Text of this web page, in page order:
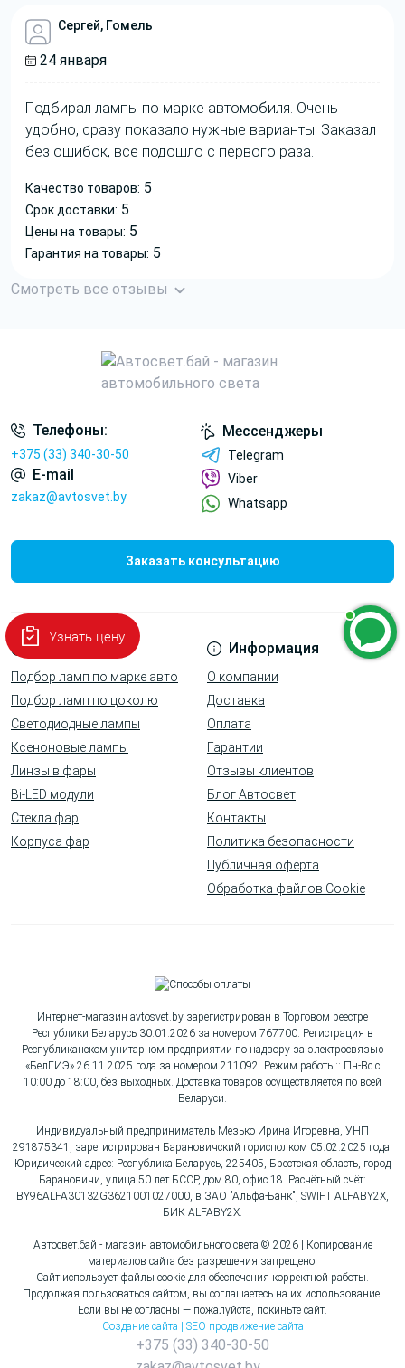
Сергей, Гомель
24 января
Подбирал лампы по марке автомобиля. Очень
удобно, сразу показало нужные варианты. Заказал
без ошибок, все подошло с первого раза.
Качество товаров: 5
Срок доставки: 5
Цены на товары: 5
Гарантия на товары: 5
Смотреть все отзывы
Телефоны:
+375 (33) 340-30-50
E-mail
zakaz@avtosvet.by
Мессенджеры
Telegram
Viber
Whatsapp
Заказать консультацию
Наши услуги
Подбор ламп по марке авто
Подбор ламп по цоколю
Светодиодные лампы
Ксеноновые лампы
Линзы в фары
Bi-LED модули
Стекла фар
Корпуса фар
Информация
О компании
Доставка
Оплата
Гарантии
Отзывы клиентов
Блог Автосвет
Контакты
Политика безопасности
Публичная оферта
Обработка файлов Cookie
Интернет-магазин avtosvet.by зарегистрирован в Торговом реестре
Республики Беларусь 30.01.2026 за номером 767700. Регистрация в
Республиканском унитарном предприятии по надзору за электросвязью
«БелГИЭ» 26.11.2025 года за номером 211092. Режим работы:: Пн-Вс с
10:00 до 18:00, без выходных. Доставка товаров осуществляется по всей
Беларуси.
Индивидуальный предприниматель Мезько Ирина Игоревна, УНП
291875341, зарегистрирован Барановичский горисполком 05.02.2025 года.
Юридический адрес: Республика Беларусь, 225405, Брестская область, город
Барановичи, улица 50 лет БССР, дом 80, офис 18. Расчётный счёт:
BY96ALFA30132G3621001027000, в ЗАО "Альфа-Банк", SWIFT ALFABY2X,
БИК ALFABY2X.
Автосвет.бай - магазин автомобильного света © 2026 | Копирование
материалов сайта без разрешения запрещено!
Сайт использует файлы cookie для обеспечения корректной работы.
Продолжая пользоваться сайтом, вы соглашаетесь на их использование.
Если вы не согласны — пожалуйста, покиньте сайт.
Создание сайта | SEO продвижение сайта
+375 (33) 340-30-50
Узнать цену